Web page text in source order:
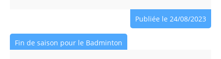
Publiée le 24/08/2023
Fin de saison pour le Badminton